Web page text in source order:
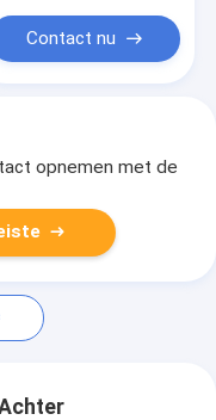
Contact nu
opnemen met de